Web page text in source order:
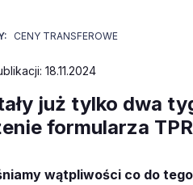
CENY TRANSFEROWE
18.11.2024
już tylko dwa
formularza TPR
wątpliwości co do